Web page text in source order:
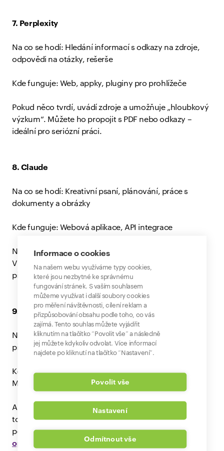
7. Perplexity
Na co se hodí: Hledání informací s odkazy na zdroje,
odpovědi na otázky, rešerše
Kde funguje: Web, appky, pluginy pro prohlížeče
Pokud něco tvrdí, uvádí zdroje a umožňuje „hloubkový
výzkum“. Můžete ho propojit s PDF nebo odkazy –
ideální pro seriózní práci.
8. Claude
Na co se hodí: Kreativní psaní, plánování, práce s
dokumenty a obrázky
Kde funguje: Webová aplikace, API integrace
Nabízí několik modelů, některé jen pro předplatitele.
Výrazněji se prosazuje i v Evropě. Oceňovaný pro
přirozené a kontextové odpovědi.
9. Grammarly
Na co se hodí: Opravy gramatiky, stylu, navrhování
přepisů, generování textů
Kde funguje: Rozšíření do prohlížečů, Google Docs,
Microsoft Word, mobilní klávesnice
AI „supervizor“ při psaní – navrhne přeformulování,
tone of voice, a dokonce celý odstavec. Aplikace
podporuje angličtinu, český protějšek je například
opravidlo.cz
, byť nfunguje jen na webu a nejde o tak
Informace o cookies
Na našem webu využíváme typy cookies,
které jsou nezbytné ke správnému
fungování stránek. S vaším souhlasem
můžeme využívat i další soubory cookies
pro měření návštěvnosti, cílení reklam a
přizpůsobování obsahu podle toho, co vás
zajímá. Tento souhlas můžete vyjádřit
kliknutím na tlačítko “Povolit vše” a následně
jej můžete kdykoliv odvolat. Více informací
najdete po kliknutí na tlačítko “Nastavení”.
Povolit vše
Nastavení
Odmítnout vše